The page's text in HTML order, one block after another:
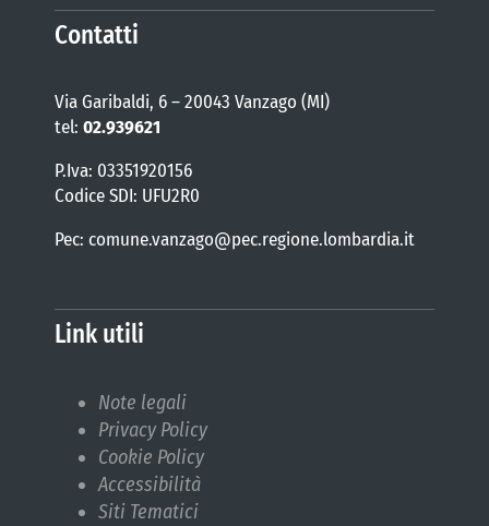
Contatti
Via Garibaldi, 6 – 20043 Vanzago (MI)
tel: 02.939621
P.Iva: 03351920156
Codice SDI: UFU2R0
Pec: comune.vanzago@pec.regione.lombardia.it
Link utili
Note legali
Privacy Policy
Cookie Policy
Accessibilità
Siti Tematici